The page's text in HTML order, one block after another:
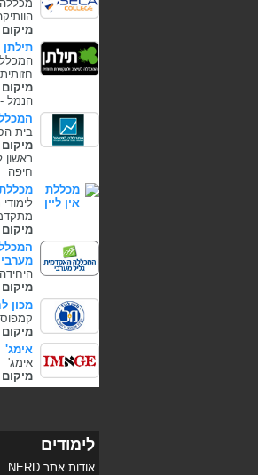
תילתן
חזותית
הנמל
בית
ראשון
חיפה
מכללת
לימודי
מערבי
מכון
אימג'
אימג'
לימודים
אודות אתר NERD